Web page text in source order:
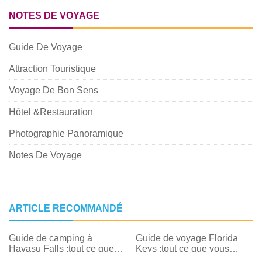
NOTES DE VOYAGE
Guide De Voyage
Attraction Touristique
Voyage De Bon Sens
Hôtel &Restauration
Photographie Panoramique
Notes De Voyage
ARTICLE RECOMMANDÉ
Guide de camping à
Havasu Falls :tout ce que
Guide de voyage Florida
Keys :tout ce que vous